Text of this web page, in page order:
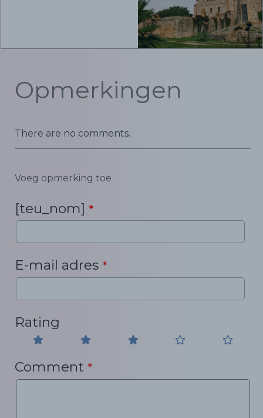
Opmerkingen
There are no comments.
Voeg opmerking toe
[teu_nom] *
E-mail adres *
Rating
Comment *